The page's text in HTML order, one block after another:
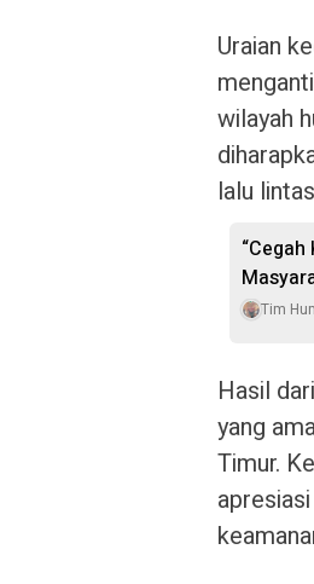
Uraian
wilayah
lalu
Tim
Hasil
yang
Timur.